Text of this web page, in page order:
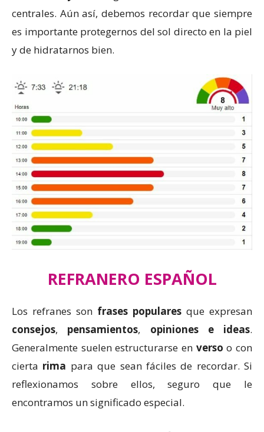
centrales. Aún así, debemos recordar que siempre
es importante protegernos del sol directo en la piel
y de hidratarnos bien.
REFRANERO ESPAÑOL
Los refranes son frases populares que expresan
consejos, pensamientos, opiniones e ideas.
Generalmente suelen estructurarse en verso o con
cierta rima para que sean fáciles de recordar. Si
reflexionamos sobre ellos, seguro que le
encontramos un significado especial.